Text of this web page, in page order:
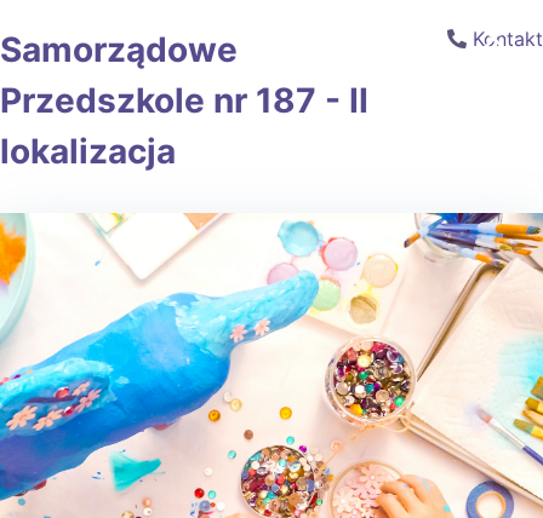
Kontakt
Samorządowe
Przedszkole nr 187 - II
lokalizacja
×